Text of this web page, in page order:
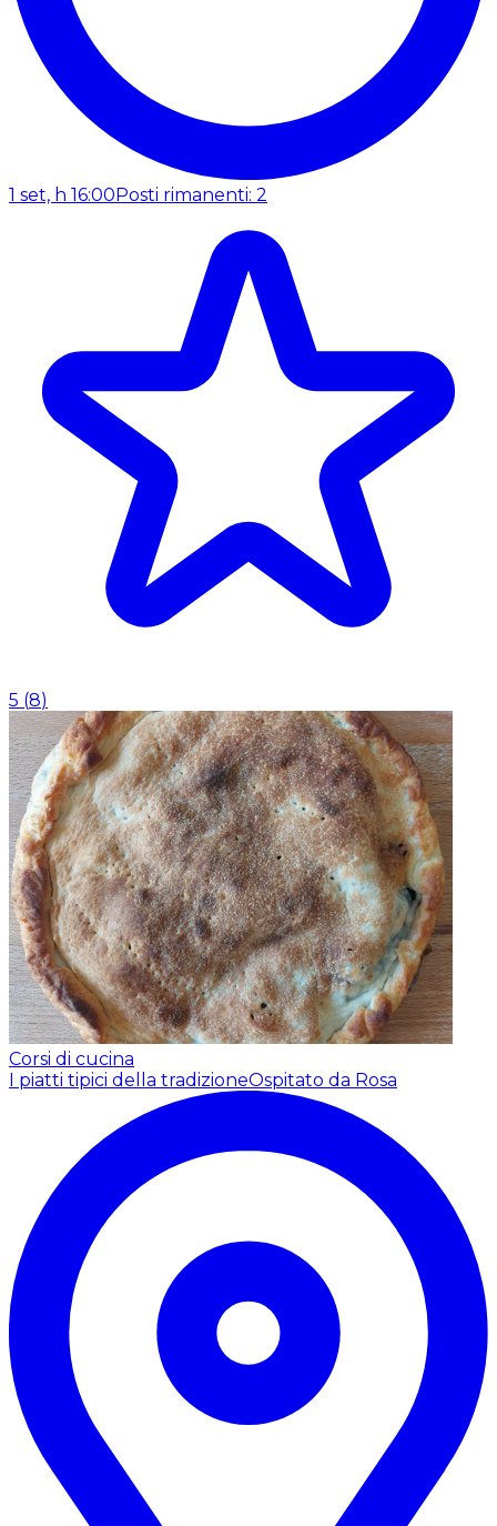
1 set, h 16:00Posti rimanenti: 2
5 (8)
Corsi di cucina
I piatti tipici della tradizioneOspitato da Rosa